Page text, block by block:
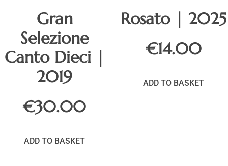
Gran
Selezione
Canto Dieci |
2019
€30.00
ADD TO BASKET
Rosato | 2025
€14.00
ADD TO BASKET